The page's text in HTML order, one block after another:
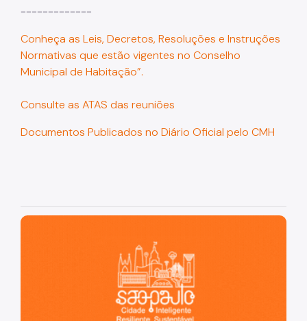
-------------
Conheça as Leis, Decretos, Resoluções e Instruções
Normativas que estão vigentes no Conselho
Municipal de Habitação”.
Consulte as ATAS das reuniões
Documentos Publicados no Diário Oficial pelo CMH
São Paulo, cidade inteligente, resiliente e sustentável